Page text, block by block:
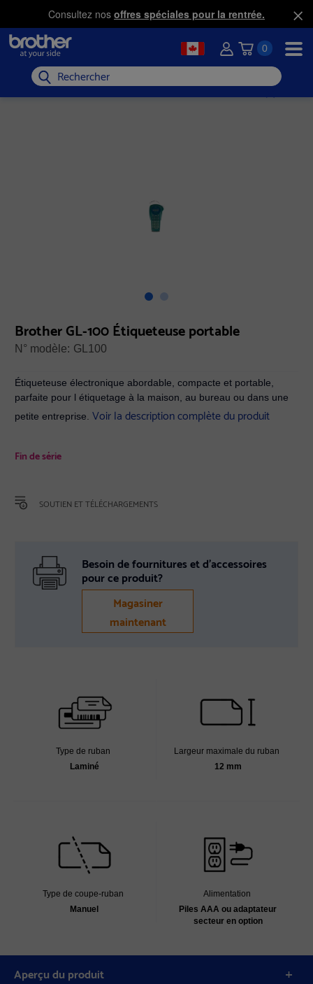
Consultez nos offres spéciales pour la rentrée.
0
Rechercher
Brother GL-100 Étiqueteuse portable
N° modèle: GL100
Étiqueteuse électronique abordable, compacte et portable,
parfaite pour l étiquetage à la maison, au bureau ou dans une
petite entreprise.Voir la description complète du produit
Fin de série
SOUTIEN ET TÉLÉCHARGEMENTS
Besoin de fournitures et d’accessoires
pour ce produit?
Magasiner
maintenant
Type de ruban
Laminé
Largeur maximale du ruban
12 mm
Type de coupe-ruban
Manuel
Alimentation
Piles AAA ou adaptateur
secteur en option
Aperçu du produit